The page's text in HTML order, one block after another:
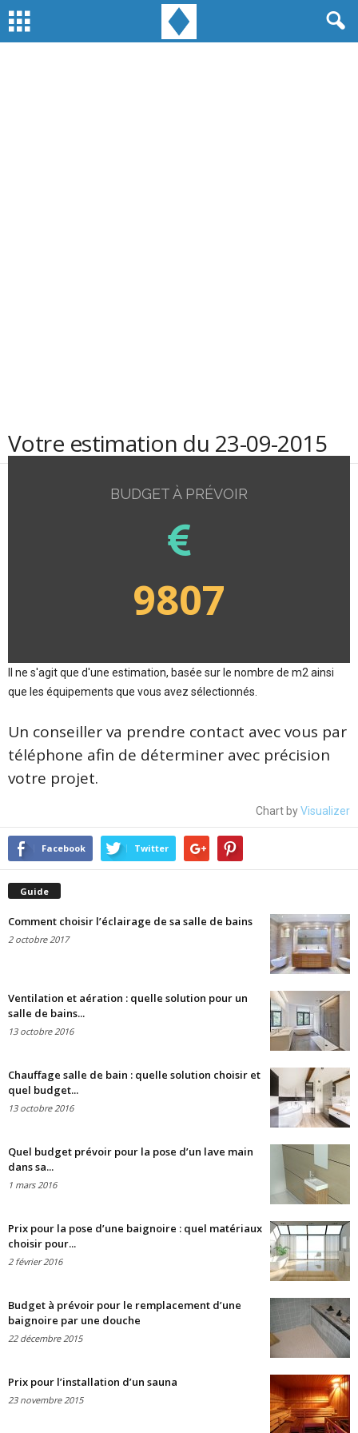
Votre estimation du 23-09-2015
BUDGET À PRÉVOIR
9807
Il ne s'agit que d'une estimation, basée sur le nombre de m2 ainsi
que les équipements que vous avez sélectionnés.
Un conseiller va prendre contact avec vous par
téléphone afin de déterminer avec précision
votre projet.
Chart byVisualizer
Facebook Twitter
Guide
Comment choisir l’éclairage de sa salle de bains
2 octobre 2017
Ventilation et aération : quelle solution pour un
salle de bains...
13 octobre 2016
Chauffage salle de bain : quelle solution choisir et
quel budget...
13 octobre 2016
Quel budget prévoir pour la pose d’un lave main
dans sa...
1 mars 2016
Prix pour la pose d’une baignoire : quel matériaux
choisir pour...
2 février 2016
Budget à prévoir pour le remplacement d’une
baignoire par une douche
22 décembre 2015
Prix pour l’installation d’un sauna
23 novembre 2015